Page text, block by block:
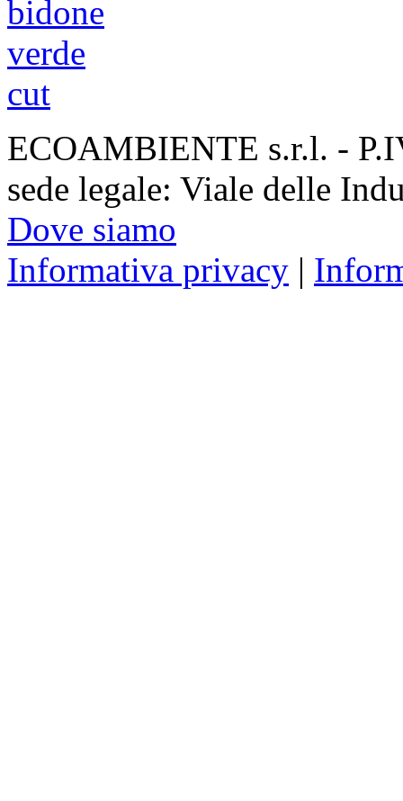
ECOAMBIENTE s.r.l. -
sede legale: Viale delle
Dove siamo
Informativa privacy |